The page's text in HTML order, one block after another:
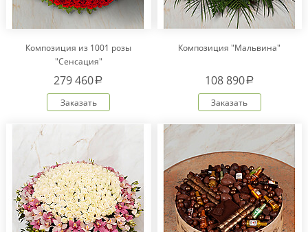
Композиция из 1001 розы
"Сенсация"
279 460a
Заказать
Композиция "Мальвина"
108 890a
Заказать